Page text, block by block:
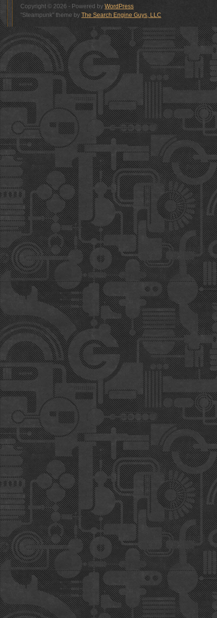
Copyright © 2026 - Powered by WordPress
"Steampunk" theme by The Search Engine Guys, LLC